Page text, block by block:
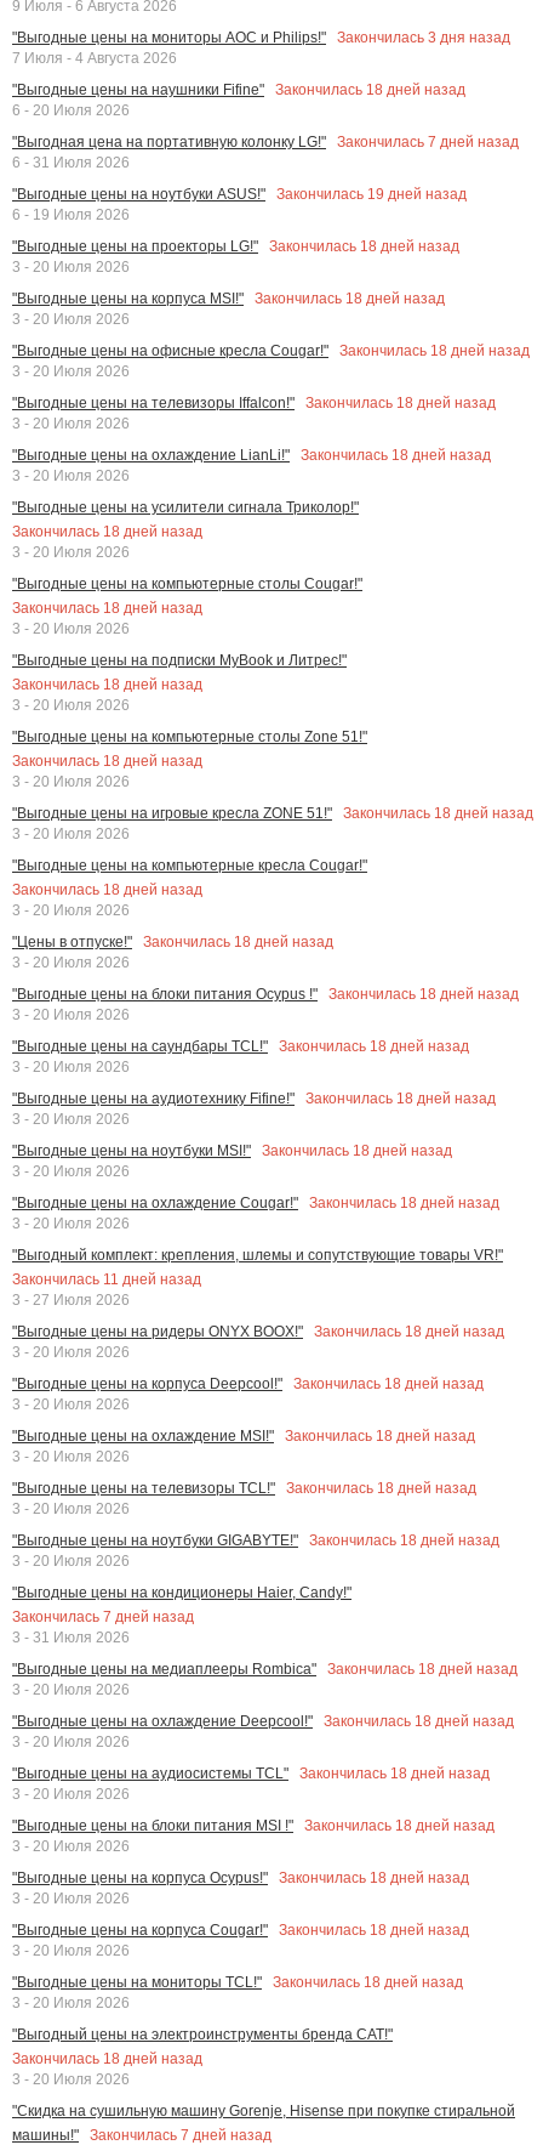
9 Июля - 6 Августа 2026
"Выгодные цены на мониторы AOC и Philips!"
Закончилась 3 дня назад
7 Июля - 4 Августа 2026
"Выгодные цены на наушники Fifine"
Закончилась 18 дней назад
6 - 20 Июля 2026
"Выгодная цена на портативную колонку LG!"
Закончилась 7 дней назад
6 - 31 Июля 2026
"Выгодные цены на ноутбуки ASUS!"
Закончилась 19 дней назад
6 - 19 Июля 2026
"Выгодные цены на проекторы LG!"
Закончилась 18 дней назад
3 - 20 Июля 2026
"Выгодные цены на корпуса MSI!"
Закончилась 18 дней назад
3 - 20 Июля 2026
"Выгодные цены на офисные кресла Cougar!"
Закончилась 18 дней назад
3 - 20 Июля 2026
"Выгодные цены на телевизоры Iffalcon!"
Закончилась 18 дней назад
3 - 20 Июля 2026
"Выгодные цены на охлаждение LianLi!"
Закончилась 18 дней назад
3 - 20 Июля 2026
"Выгодные цены на усилители сигнала Триколор!"
Закончилась 18 дней назад
3 - 20 Июля 2026
"Выгодные цены на компьютерные столы Cougar!"
Закончилась 18 дней назад
3 - 20 Июля 2026
"Выгодные цены на подписки MyBook и Литрес!"
Закончилась 18 дней назад
3 - 20 Июля 2026
"Выгодные цены на компьютерные столы Zone 51!"
Закончилась 18 дней назад
3 - 20 Июля 2026
"Выгодные цены на игровые кресла ZONE 51!"
Закончилась 18 дней назад
3 - 20 Июля 2026
"Выгодные цены на компьютерные кресла Cougar!"
Закончилась 18 дней назад
3 - 20 Июля 2026
"Цены в отпуске!"
Закончилась 18 дней назад
3 - 20 Июля 2026
"Выгодные цены на блоки питания Ocypus !"
Закончилась 18 дней назад
3 - 20 Июля 2026
"Выгодные цены на саундбары TCL!"
Закончилась 18 дней назад
3 - 20 Июля 2026
"Выгодные цены на аудиотехнику Fifine!"
Закончилась 18 дней назад
3 - 20 Июля 2026
"Выгодные цены на ноутбуки MSI!"
Закончилась 18 дней назад
3 - 20 Июля 2026
"Выгодные цены на охлаждение Cougar!"
Закончилась 18 дней назад
3 - 20 Июля 2026
"Выгодный комплект: крепления, шлемы и сопутствующие товары VR!"
Закончилась 11 дней назад
3 - 27 Июля 2026
"Выгодные цены на ридеры ONYX BOOX!"
Закончилась 18 дней назад
3 - 20 Июля 2026
"Выгодные цены на корпуса Deepcool!"
Закончилась 18 дней назад
3 - 20 Июля 2026
"Выгодные цены на охлаждение MSI!"
Закончилась 18 дней назад
3 - 20 Июля 2026
"Выгодные цены на телевизоры TCL!"
Закончилась 18 дней назад
3 - 20 Июля 2026
"Выгодные цены на ноутбуки GIGABYTE!"
Закончилась 18 дней назад
3 - 20 Июля 2026
"Выгодные цены на кондиционеры Haier, Candy!"
Закончилась 7 дней назад
3 - 31 Июля 2026
"Выгодные цены на медиаплееры Rombica"
Закончилась 18 дней назад
3 - 20 Июля 2026
"Выгодные цены на охлаждение Deepcool!"
Закончилась 18 дней назад
3 - 20 Июля 2026
"Выгодные цены на аудиосистемы TCL"
Закончилась 18 дней назад
3 - 20 Июля 2026
"Выгодные цены на блоки питания MSI !"
Закончилась 18 дней назад
3 - 20 Июля 2026
"Выгодные цены на корпуса Ocypus!"
Закончилась 18 дней назад
3 - 20 Июля 2026
"Выгодные цены на корпуса Cougar!"
Закончилась 18 дней назад
3 - 20 Июля 2026
"Выгодные цены на мониторы TCL!"
Закончилась 18 дней назад
3 - 20 Июля 2026
"Выгодный цены на электроинструменты бренда CAT!"
Закончилась 18 дней назад
3 - 20 Июля 2026
"Скидка на сушильную машину Gorenje, Hisense при покупке стиральной
машины!"
Закончилась 7 дней назад